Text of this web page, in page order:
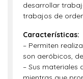
desarrollar
trabajos de
Características:
– Permiten
son aeróbicos,
– Sus materiales